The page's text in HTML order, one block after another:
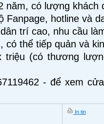
năm, có lượng khách
Fanpage, hotline và
trí cao, nhu cầu
có thể tiếp quản và
triệu (có thương
- để xem
In tin